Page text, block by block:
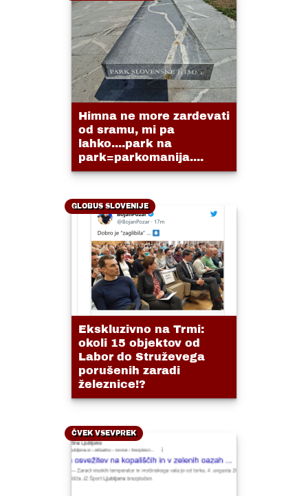
Himna ne more zardevati
od sramu, mi pa
lahko....park na
park=parkomanija....
GLOBUS SLOVENIJE
Ekskluzivno na Trmi:
okoli 15 objektov od
Labor do Struževega
porušenih zaradi
železnice!?
ČVEK VSEVPREK